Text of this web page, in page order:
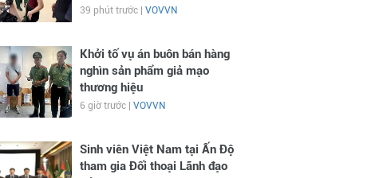
39 phút trước | VOVVN
Khởi tố vụ án buôn bán hàng
nghìn sản phẩm giả mạo
thương hiệu
6 giờ trước | VOVVN
Sinh viên Việt Nam tại Ấn Độ
tham gia Đối thoại Lãnh đạo